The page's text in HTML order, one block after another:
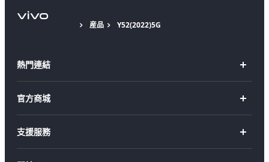
産品 Y52(2022)5G
熱門連結
X200 Pro
X200
官方商城
購買手機
支援服務